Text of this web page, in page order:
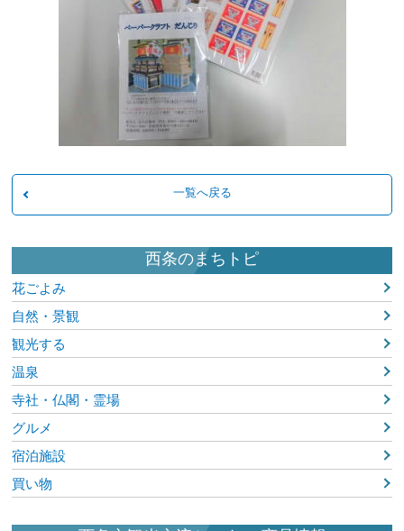
一覧へ戻る
西条のまちトピ
花ごよみ
自然・景観
観光する
温泉
寺社・仏閣・霊場
グルメ
宿泊施設
買い物